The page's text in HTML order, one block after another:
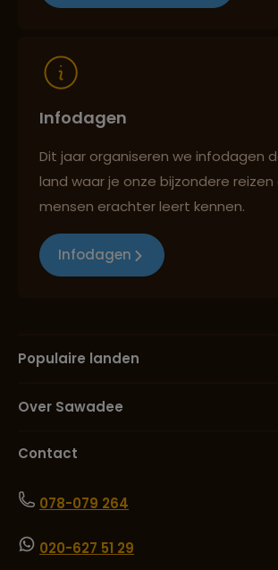
Infodagen
Dit jaar organiseren we infodagen
land waar je onze bijzondere reizen
mensen erachter leert kennen.
Infodagen
Populaire landen
Over Sawadee
Contact
078-079 264
020-627 51 29